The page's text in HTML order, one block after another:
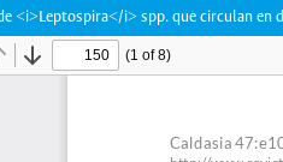
<i>Leptospira</i> spp. que circulan en